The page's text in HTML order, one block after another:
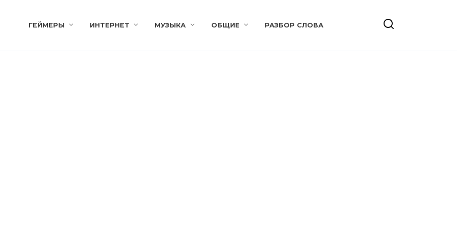
ГЕЙМЕРЫ ИНТЕРНЕТ МУЗЫКА ОБЩИЕ РАЗБОР СЛОВА